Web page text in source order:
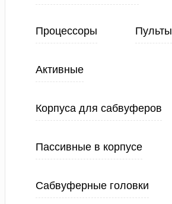
Процессоры Пульты
Активные
Корпуса для сабвуферов
Пассивные в корпусе
Сабвуферные головки